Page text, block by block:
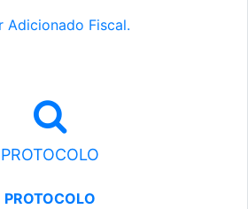
Adicionado Fiscal.
PROTOCOLO
PROTOCOLO